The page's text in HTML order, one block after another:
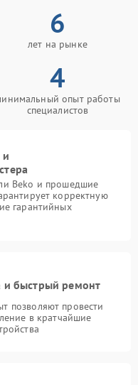
6
лет на рынке
4
опыт работы
специалистов
и
Beko и прошедшие
корректную
гарантийных
и быстрый ремонт
позволяют провести
в кратчайшие